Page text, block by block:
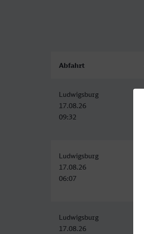
Abfahrt
Ludwigsburg
17.08.26
09:32
Ludwigsburg
17.08.26
06:07
Ludwigsburg
17.08.26